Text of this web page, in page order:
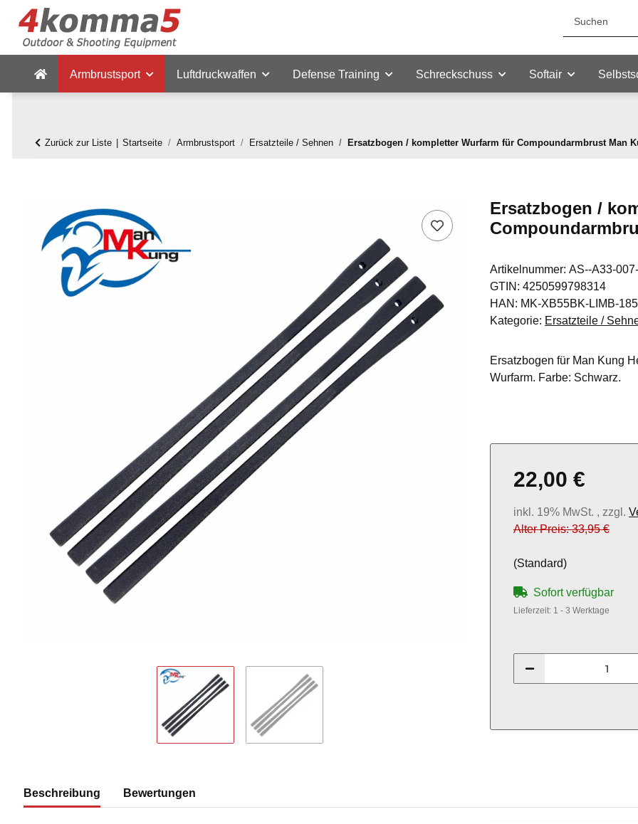
Armbrustsport Luftdruckwaffen Defense Training Schreckschuss Softair
Zurück zur Liste Startseite Armbrustsport Ersatzteile / Sehnen Ersatzbogen / kompletter Wurfarm für Compoundarmbrust Man
Ersatzbogen /
Artikelnummer: AS--A33-
GTIN: 4250599798314
HAN: MK-XB55BK-LIMB-185
Kategorie: Ersatzteile /
Ersatzbogen für Man Kung
Wurfarm. Farbe: Schwarz.
22,00 €
inkl. 19% MwSt. , zzgl.
Alter Preis: 33,95 €
(Standard)
Sofort verfügbar
Lieferzeit: 1 - 3 Werktage
Beschreibung Bewertungen